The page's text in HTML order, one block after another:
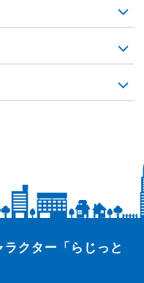
クター「らじっと